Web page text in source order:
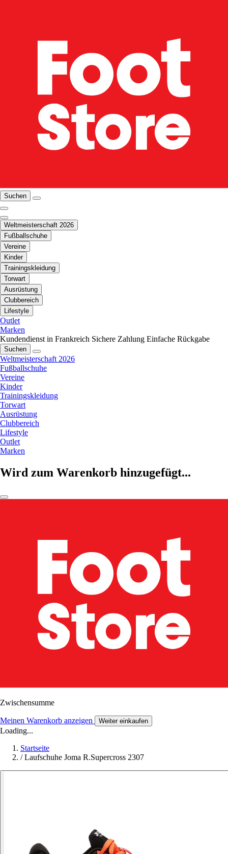
Suchen
Weltmeisterschaft 2026
Fußballschuhe
Vereine
Kinder
Trainingskleidung
Torwart
Ausrüstung
Clubbereich
Lifestyle
Outlet
Marken
Kundendienst in Frankreich Sichere Zahlung Einfache Rückgabe
Suchen
Weltmeisterschaft 2026
Fußballschuhe
Vereine
Kinder
Trainingskleidung
Torwart
Ausrüstung
Clubbereich
Lifestyle
Outlet
Marken
Wird zum Warenkorb hinzugefügt...
Zwischensumme
Meinen Warenkorb anzeigen Weiter einkaufen
Loading...
Startseite
/ Laufschuhe Joma R.Supercross 2307